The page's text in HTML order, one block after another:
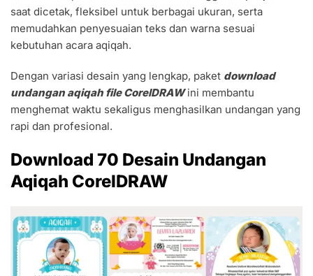
saat dicetak, fleksibel untuk berbagai ukuran, serta
memudahkan penyesuaian teks dan warna sesuai
kebutuhan acara aqiqah.
Dengan variasi desain yang lengkap, paket download
undangan aqiqah file CorelDRAWini membantu
menghemat waktu sekaligus menghasilkan undangan yang
rapi dan profesional.
Download 70 Desain Undangan
Aqiqah CorelDRAW